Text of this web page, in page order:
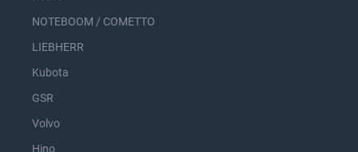
NOTEBOOM / COMETTO
LIEBHERR
Kubota
GSR
Volvo
Hino